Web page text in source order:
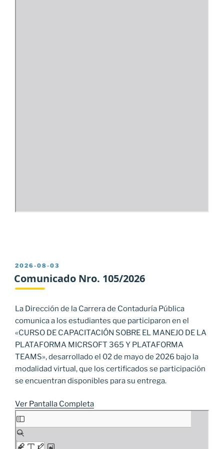
PUBLICADO
EL
2026-08-03
Comunicado Nro. 105/2026
La Dirección de la Carrera de Contaduría Pública
comunica a los estudiantes que participaron en el
«CURSO DE CAPACITACIÓN SOBRE EL MANEJO DE LA
PLATAFORMA MICRSOFT 365 Y PLATAFORMA
TEAMS», desarrollado el 02 de mayo de 2026 bajo la
modalidad virtual, que los certificados se participación
se encuentran disponibles para su entrega.
Ver Pantalla Completa
Saltar
al
contenido